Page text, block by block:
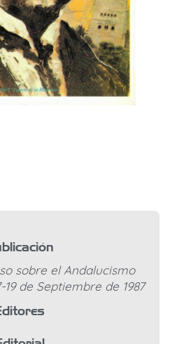
sobre el Andalucismo
19 de Septiembre de 1987